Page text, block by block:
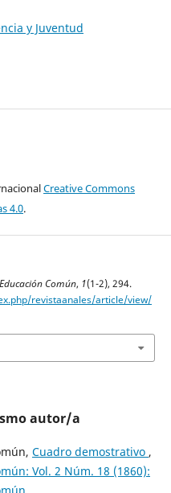
y Juventud
Creative Commons
4.0.
Común, 1(1-2), 294.
revistaanales/article/view/
autor/a
Cuadro demostrativo ,
Vol. 2 Núm. 18 (1860):